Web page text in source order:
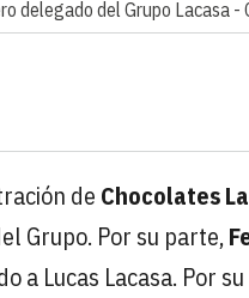
delegado del Grupo Lacasa -
de Chocolates
Grupo. Por su parte,
a Lucas Lacasa. Por